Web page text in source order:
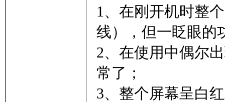
1、在刚开机时整
线），但一眨眼的
2、在使用中偶尔
常了；
3、整个屏幕呈白